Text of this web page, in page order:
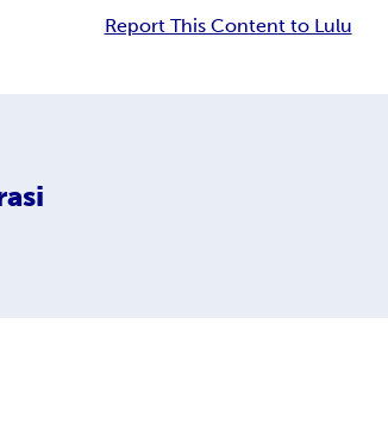
Report This Content to Lulu